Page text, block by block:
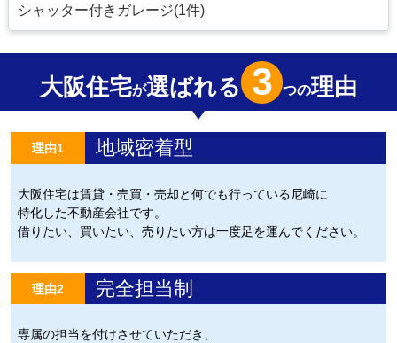
シャッター付きガレージ(1件)
大阪住宅が選ばれる 3 つの理由
理由1 地域密着型
大阪住宅は賃貸・売買・売却と何でも行っている尼崎に
特化した不動産会社です。
借りたい、買いたい、売りたい方は一度足を運んでください。
理由2 完全担当制
専属の担当を付けさせていただき、